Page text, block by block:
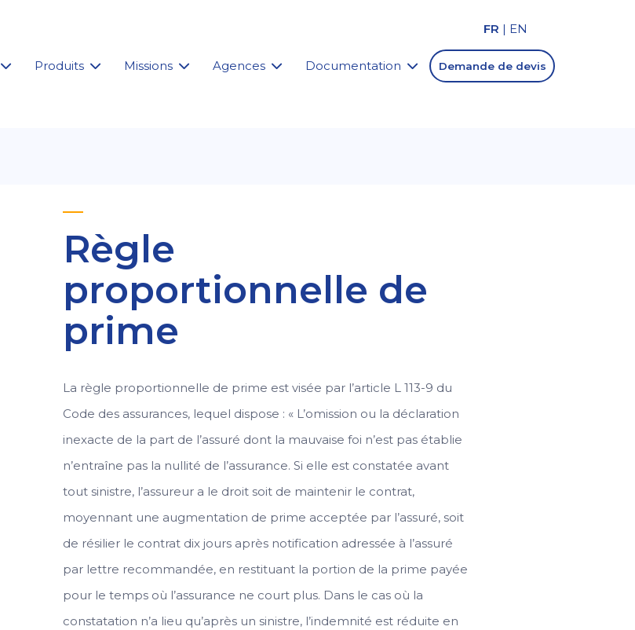
FR | EN
Produits Missions Agences Documentation Demande de devis
Règle
proportionnelle de
prime
La règle proportionnelle de prime est visée par l’article L 113-9 du
Code des assurances, lequel dispose : « L’omission ou la déclaration
inexacte de la part de l’assuré dont la mauvaise foi n’est pas établie
n’entraîne pas la nullité de l’assurance. Si elle est constatée avant
tout sinistre, l’assureur a le droit soit de maintenir le contrat,
moyennant une augmentation de prime acceptée par l’assuré, soit
de résilier le contrat dix jours après notification adressée à l’assuré
par lettre recommandée, en restituant la portion de la prime payée
pour le temps où l’assurance ne court plus. Dans le cas où la
constatation n’a lieu qu’après un sinistre, l’indemnité est réduite en